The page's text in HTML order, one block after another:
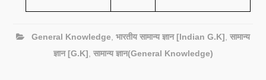
General Knowledge भारतीय सामान्य ज्ञान [Indian G.K]
सामान्य
ज्ञान [G.K]
सामान्य ज्ञान(General Knowledge)